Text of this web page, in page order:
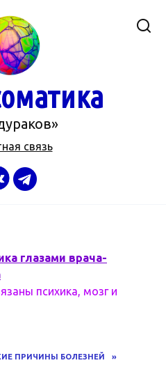
связь
глазами врача-
психика, мозг и
ПРИЧИНЫ БОЛЕЗНЕЙ
»